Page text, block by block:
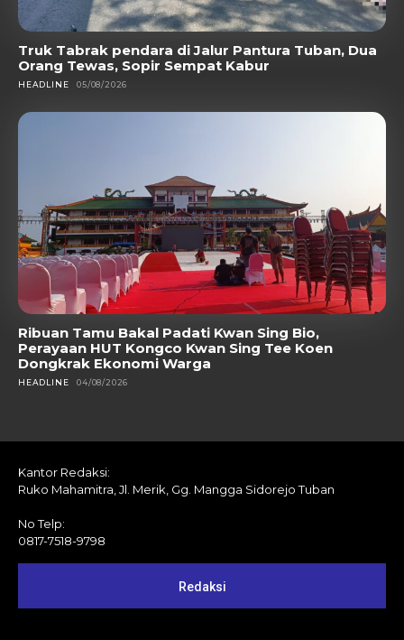
Truk Tabrak pendara di Jalur Pantura Tuban, Dua
Orang Tewas, Sopir Sempat Kabur
HEADLINE 05/08/2026
Ribuan Tamu Bakal Padati Kwan Sing Bio,
Perayaan HUT Kongco Kwan Sing Tee Koen
Dongkrak Ekonomi Warga
HEADLINE 04/08/2026
Kantor Redaksi:
Ruko Mahamitra, Jl. Merik, Gg. Mangga Sidorejo Tuban
No Telp:
0817-7518-9798
Redaksi